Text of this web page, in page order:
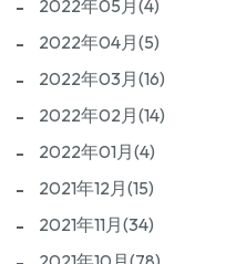
2022年05月(4)
2022年04月(5)
2022年03月(16)
2022年02月(14)
2022年01月(4)
2021年12月(15)
2021年11月(34)